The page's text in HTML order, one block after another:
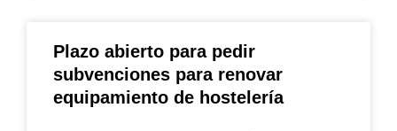
Plazo abierto para pedir
subvenciones para renovar
equipamiento de hostelería